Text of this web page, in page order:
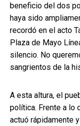
beneficio del dos
haya sido
recordó en el acto
Plaza de Mayo
silencio. No
sangrientos de la
A esta altura, el
política. Frente a lo
actuó rápidamente y